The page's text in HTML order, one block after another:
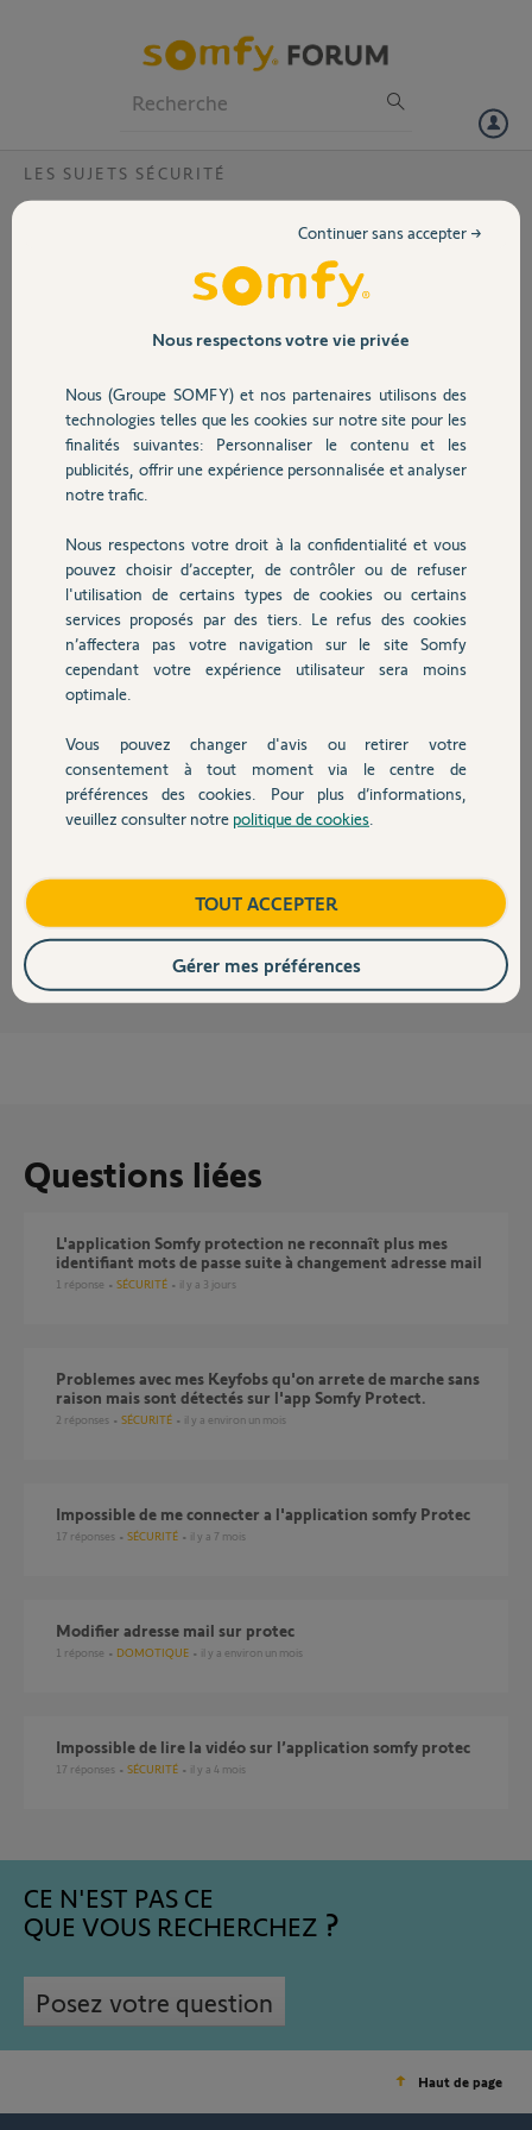
Volet
Sécurité
Domotique
Chauffage
Autres produits
Devis avec un pro
Contact
LES SUJETS SÉCURITÉ
mot de passe sur Somfy protec
j'ai pense avoir perdu mon mot de passe sur somfy protect, car quand
j'ai voulu faire la liaison entre tahoma et somfy protect, il demande le
Email et le mot passe, il m'indique à chaque fois identifiants
Quelle est la procédure pour changer de mot de passe sans avoir
l'ancien mot de passe
Cordialement
Merci,
il y a environ 2 ans
Participer au fil de discussion
Réponses
Bonsoir Jean-Pierre
Votre Tahoma et Somfy Protect doivent être sur la même adresse mail,
sinon ça fonctionne pas.
https://accounts.somfy.com/resetting/request
JACKY M. il y a environ 2 ans
Questions liées
L'application Somfy protection ne reconnaît plus mes
identifiant mots de passe suite à changement adresse mail
1 réponse SÉCURITÉ il y a 3 jours
Problemes avec mes Keyfobs qu'on arrete de marche sans
raison mais sont détectés sur l'app Somfy Protect.
2 réponses SÉCURITÉ il y a environ un mois
impossible de me connecter a l'application somfy Protec
17 réponses SÉCURITÉ il y a 7 mois
Modifier adresse mail sur protec
1 réponse DOMOTIQUE il y a environ un mois
Impossible de lire la vidéo sur l’application somfy protec
17 réponses SÉCURITÉ il y a 4 mois
CE N'EST PAS CE
QUE VOUS RECHERCHEZ
Posez votre question
Haut de page
Nous respectons votre vie privée
Nous (Groupe SOMFY) et nos partenaires utilisons des
technologies telles que les cookies sur notre site pour les
finalités suivantes: Personnaliser le contenu et les
publicités, offrir une expérience personnalisée et analyser
notre trafic.
Nous respectons votre droit à la confidentialité et vous
pouvez choisir d’accepter, de contrôler ou de refuser
l'utilisation de certains types de cookies ou certains
services proposés par des tiers. Le refus des cookies
n’affectera pas votre navigation sur le site Somfy
cependant votre expérience utilisateur sera moins
optimale.
Vous pouvez changer d'avis ou retirer votre
consentement à tout moment via le centre de
préférences des cookies. Pour plus d’informations,
veuillez consulter notre politique de cookies
Continuer sans accepter →
TOUT ACCEPTER
Gérer mes préférences